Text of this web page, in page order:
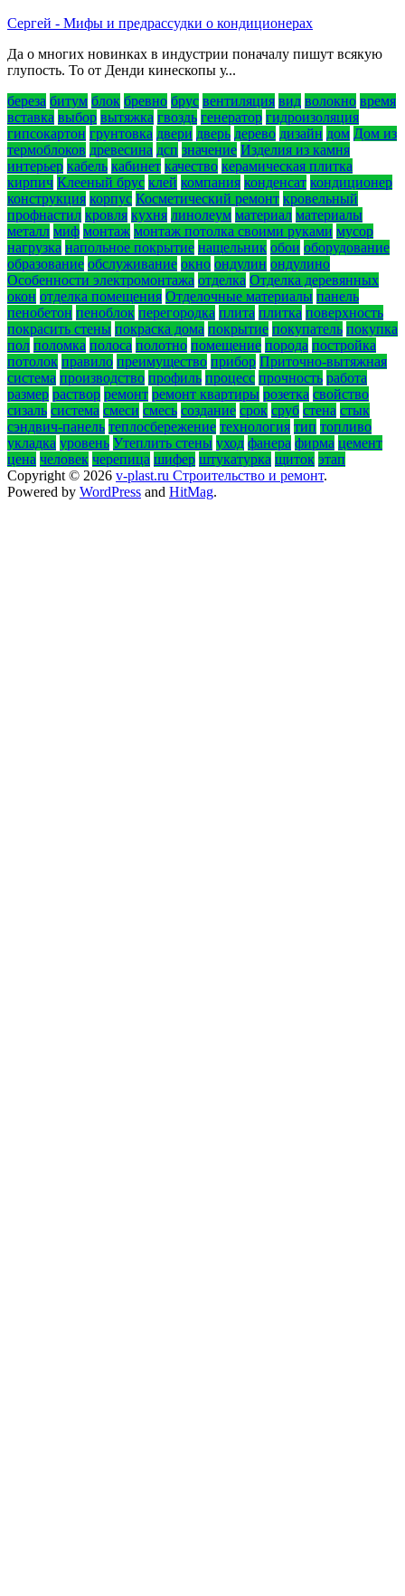
Сергей - Мифы и предрассудки о кондиционерах
Да о многих новинках в индустрии поначалу пишут всякую
глупость. То от Денди кинескопы у...
береза битум блок бревно брус вентиляция вид волокно время
вставка выбор вытяжка гвоздь генератор гидроизоляция
гипсокартон грунтовка двери дверь дерево дизайн дом Дом из
термоблоков древесина дсп значение Изделия из камня
интерьер кабель кабинет качество керамическая плитка
кирпич Клееный брус клей компания конденсат кондиционер
конструкция корпус Косметический ремонт кровельный
профнастил кровля кухня линолеум материал материалы
металл миф монтаж монтаж потолка своими руками мусор
нагрузка напольное покрытие нащельник обои оборудование
образование обслуживание окно ондулин ондулино
Особенности электромонтажа отделка Отделка деревянных
окон отделка помещения Отделочные материалы панель
пенобетон пеноблок перегородка плита плитка поверхность
покрасить стены покраска дома покрытие покупатель покупка
пол поломка полоса полотно помещение порода постройка
потолок правило преимущество прибор Приточно-вытяжная
система производство профиль процесс прочность работа
размер раствор ремонт ремонт квартиры розетка свойство
сизаль система смеси смесь создание срок сруб стена стык
сэндвич-панель теплосбережение технология тип топливо
укладка уровень Утеплить стены уход фанера фирма цемент
цена человек черепица шифер штукатурка щиток этап
Copyright © 2026 v-plast.ru Строительство и ремонт.
Powered by WordPress and HitMag.